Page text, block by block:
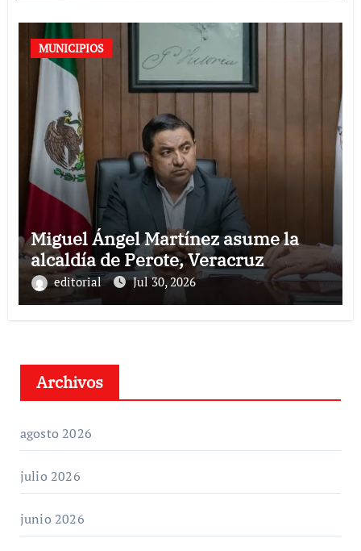
MUNICIPIOS
Miguel Ángel Martínez asume la
alcaldía de Perote, Veracruz
editorial Jul 30, 2026
Archivos
agosto 2026
julio 2026
junio 2026